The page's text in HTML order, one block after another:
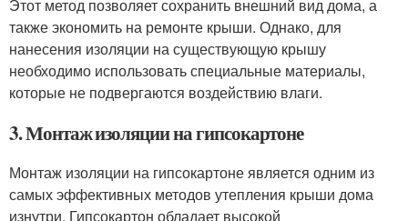
Этот метод позволяет сохранить внешний вид дома, а
также экономить на ремонте крыши. Однако, для
нанесения изоляции на существующую крышу
необходимо использовать специальные материалы,
которые не подвергаются воздействию влаги.
3. Монтаж изоляции на гипсокартоне
Монтаж изоляции на гипсокартоне является одним из
самых эффективных методов утепления крыши дома
изнутри. Гипсокартон обладает высокой